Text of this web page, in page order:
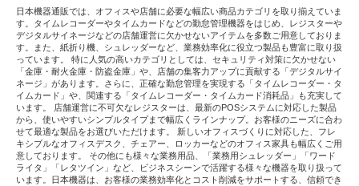
日本機器通販では、オフィスや店舗に必要な幅広い商品カテゴリを取り揃えていま
す。タイムレコーダーやタイムカードなどの勤怠管理機器をはじめ、レジスターや
デジタルサイネージなどの店舗運営に欠かせないアイテムを多数ご用意しておりま
す。また、紙折り機、シュレッダーなど、業務効率化に役立つ製品も豊富に取り扱
っています。 特に人気の高いカテゴリとしては、セキュリティ対策に欠かせない
「金庫・耐火金庫・防盗金庫」や、店舗の集客力アップに貢献する「デジタルサイ
ネージ」があります。さらに、正確な勤怠管理を実現する「タイムレコーダー・タ
イムカード」や、関連する「タイムレコーダー・タイムカード消耗品」も充実して
います。 店舗運営に不可欠なレジスターは、最新のPOSシステムに対応した製品
から、使いやすいシンプルタイプまで幅広くラインナップ。お客様のニーズに合わ
せて最適な製品をお選びいただけます。 新しいオフィスづくりに対応した、フレ
キシブルなオフィスデスク、チェアー、ロッカーなどのオフィス家具も幅広くご用
意しております。 その他にも様々な業務用品、「業務用シュレッダー」「ワード
ライタ」「レタツイン」など、ビジネスシーンで活躍する様々な機器を取り扱って
います。日本機器は、お客様の業務効率化とコスト削減をサポートする、信頼でき